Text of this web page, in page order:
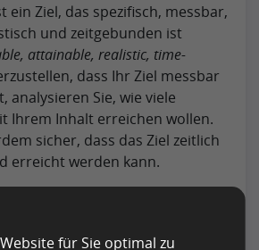
ein Ziel, das spezifisch, messbar,
und zeitgebunden ist
attainable, realistic, time-
dass Ihr Ziel messbar
analysieren Sie, wie viele
Ihrem Inhalt erreichen wollen.
sicher, dass das Ziel zeitlich
erreicht werden kann.
für Sie optimal zu